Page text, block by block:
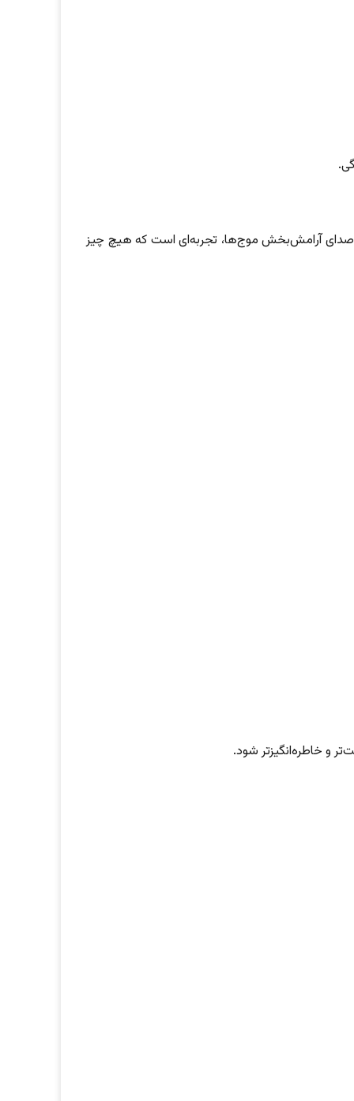
آرامش‌بخش موج‌ها، تجربه‌ای است که هیچ چیز
و خاطره‌انگیزتر شود.